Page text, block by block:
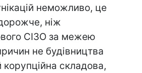
неможливо, це
ніж
СІЗО за межею
не будівництва
корупційна складова,